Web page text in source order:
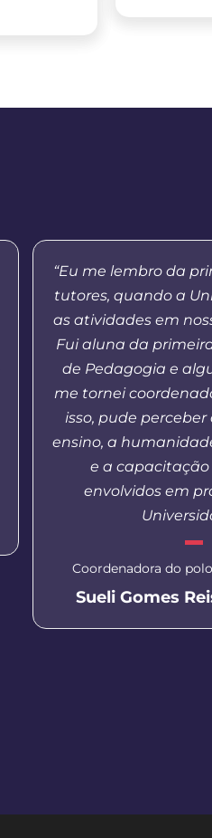
“Eu me lembro da
tutores, quando a
as atividades em
Fui aluna da
de Pedagogia e
me tornei
isso, pude
ensino, a
e a capacitação
envolvidos em
Coordenadora do
Sueli Gomes